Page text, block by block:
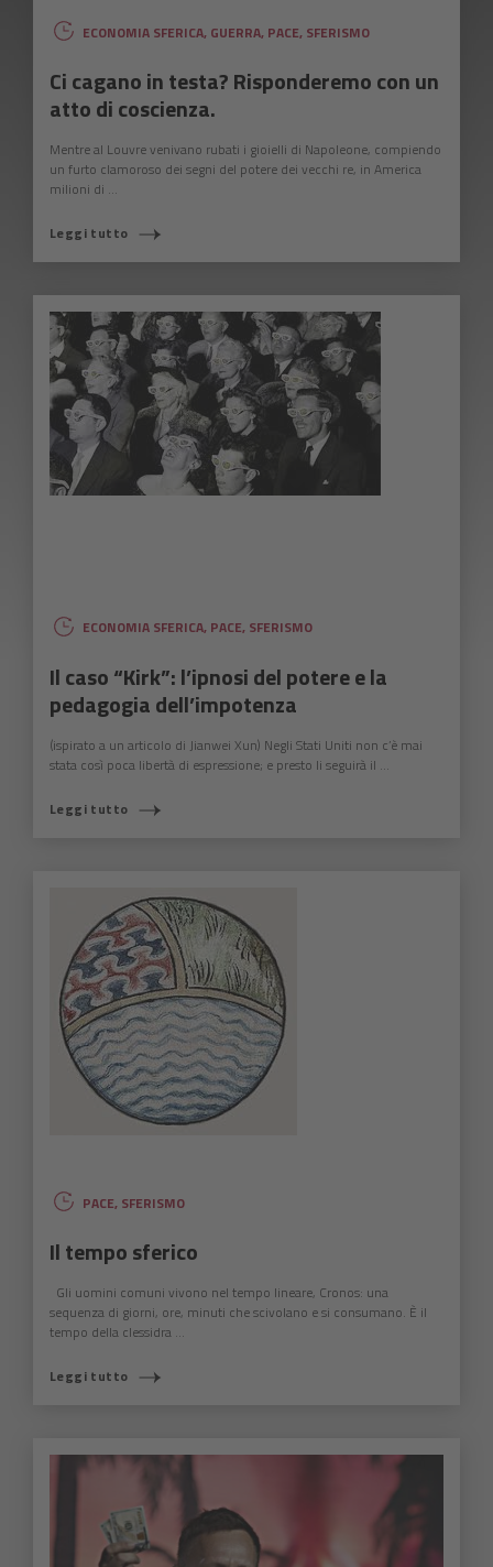
ECONOMIA SFERICA, GUERRA, PACE, SFERISMO
Ci cagano in testa? Risponderemo con un
atto di coscienza.
Mentre al Louvre venivano rubati i gioielli di Napoleone, compiendo
un furto clamoroso dei segni del potere dei vecchi re, in America
milioni di ...
Leggi tutto
ECONOMIA SFERICA, PACE, SFERISMO
Il caso “Kirk”: l’ipnosi del potere e la
pedagogia dell’impotenza
(ispirato a un articolo di Jianwei Xun) Negli Stati Uniti non c’è mai
stata così poca libertà di espressione; e presto li seguirà il ...
Leggi tutto
PACE, SFERISMO
Il tempo sferico
Gli uomini comuni vivono nel tempo lineare, Cronos: una
sequenza di giorni, ore, minuti che scivolano e si consumano. È il
tempo della clessidra ...
Leggi tutto